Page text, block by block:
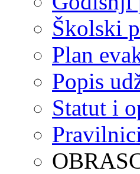
Školski
Plan
Popis
Statut i